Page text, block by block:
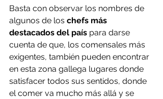
Basta con observar los nombres de
algunos de los chefs más
destacados del país para darse
cuenta de que, los comensales más
exigentes, también pueden encontrar
en esta zona gallega lugares donde
satisfacer todos sus sentidos, donde
el comer va mucho más allá y se